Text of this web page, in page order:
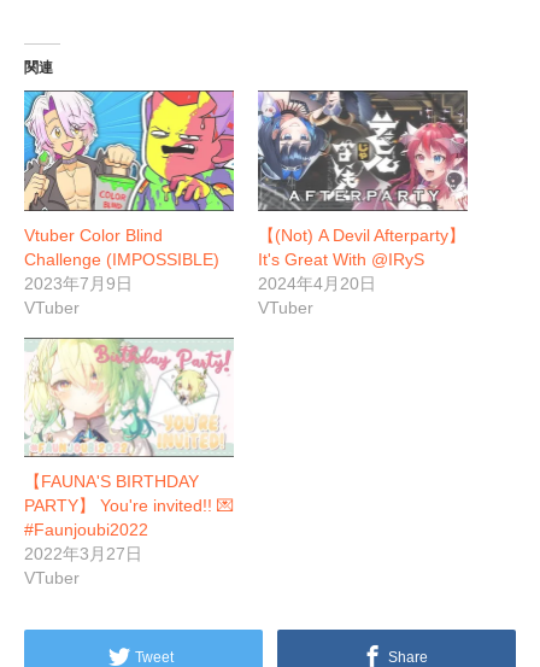
関連
Vtuber Color Blind
Challenge (IMPOSSIBLE)
2023年7月9日
VTuber
【(Not) A Devil Afterparty】
It's Great With @IRyS
2024年4月20日
VTuber
【FAUNA'S BIRTHDAY
PARTY】 You're invited!! 💌
#Faunjoubi2022
2022年3月27日
VTuber
Tweet Share